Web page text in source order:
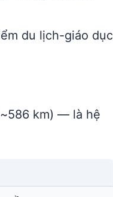
du lịch-giáo dục
km) — là hệ